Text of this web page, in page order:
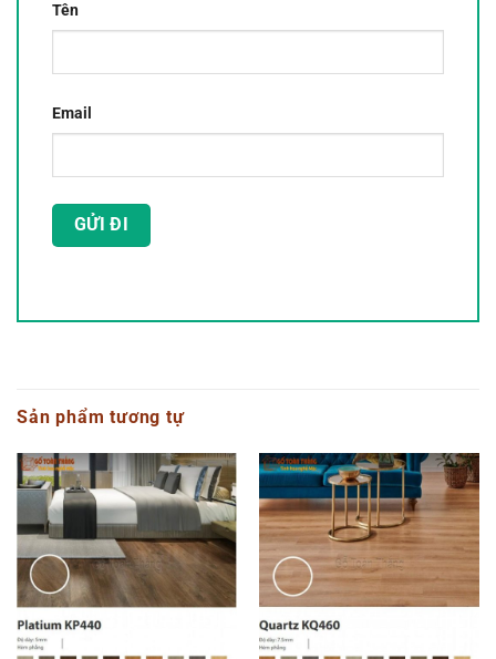
Tên
Email
Sản phẩm tương tự